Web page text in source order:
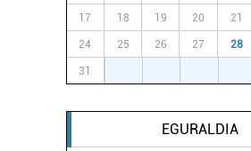
pertsonalizatuak eskaintzeko,
neurtzeko, jendeari buruzko
produktuak garatzeko. Zure datuak
erabiltzen dituen hauta dezakezu.
Bazkide batzuek ez dizute baimenik
interes komertzial legitimoetan
17 18 19 20 21
24 25 26 27 28
31
EGURALDIA